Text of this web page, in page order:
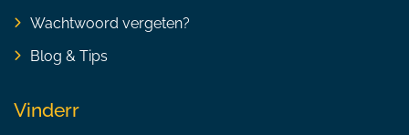
Wachtwoord vergeten?
Blog & Tips
Vinderr